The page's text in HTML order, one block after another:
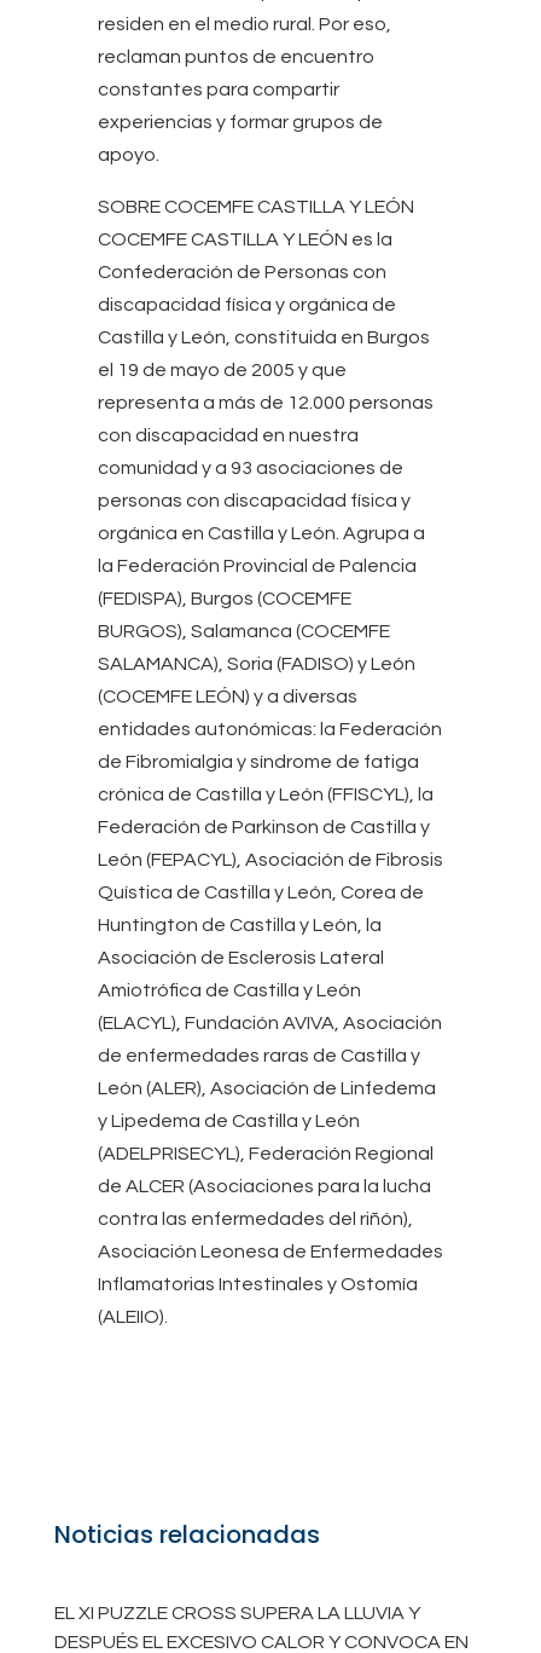
residen en el medio rural. Por eso,
reclaman puntos de encuentro
constantes para compartir
experiencias y formar grupos de
apoyo.
SOBRE COCEMFE CASTILLA Y LEÓN
COCEMFE CASTILLA Y LEÓN es la
Confederación de Personas con
discapacidad física y orgánica de
Castilla y León, constituida en Burgos
el 19 de mayo de 2005 y que
representa a más de 12.000 personas
con discapacidad en nuestra
comunidad y a 93 asociaciones de
personas con discapacidad física y
orgánica en Castilla y León. Agrupa a
la Federación Provincial de Palencia
(FEDISPA), Burgos (COCEMFE
BURGOS), Salamanca (COCEMFE
SALAMANCA), Soria (FADISO) y León
(COCEMFE LEÓN) y a diversas
entidades autonómicas: la Federación
de Fibromialgia y síndrome de fatiga
crónica de Castilla y León (FFISCYL), la
Federación de Parkinson de Castilla y
León (FEPACYL), Asociación de Fibrosis
Quística de Castilla y León, Corea de
Huntington de Castilla y León, la
Asociación de Esclerosis Lateral
Amiotrófica de Castilla y León
(ELACYL), Fundación AVIVA, Asociación
de enfermedades raras de Castilla y
León (ALER), Asociación de Linfedema
y Lipedema de Castilla y León
(ADELPRISECYL), Federación Regional
de ALCER (Asociaciones para la lucha
contra las enfermedades del riñón),
Asociación Leonesa de Enfermedades
Inflamatorias Intestinales y Ostomía
(ALEIIO).
Noticias relacionadas
EL XI PUZZLE CROSS SUPERA LA LLUVIA Y
DESPUÉS EL EXCESIVO CALOR Y CONVOCA EN